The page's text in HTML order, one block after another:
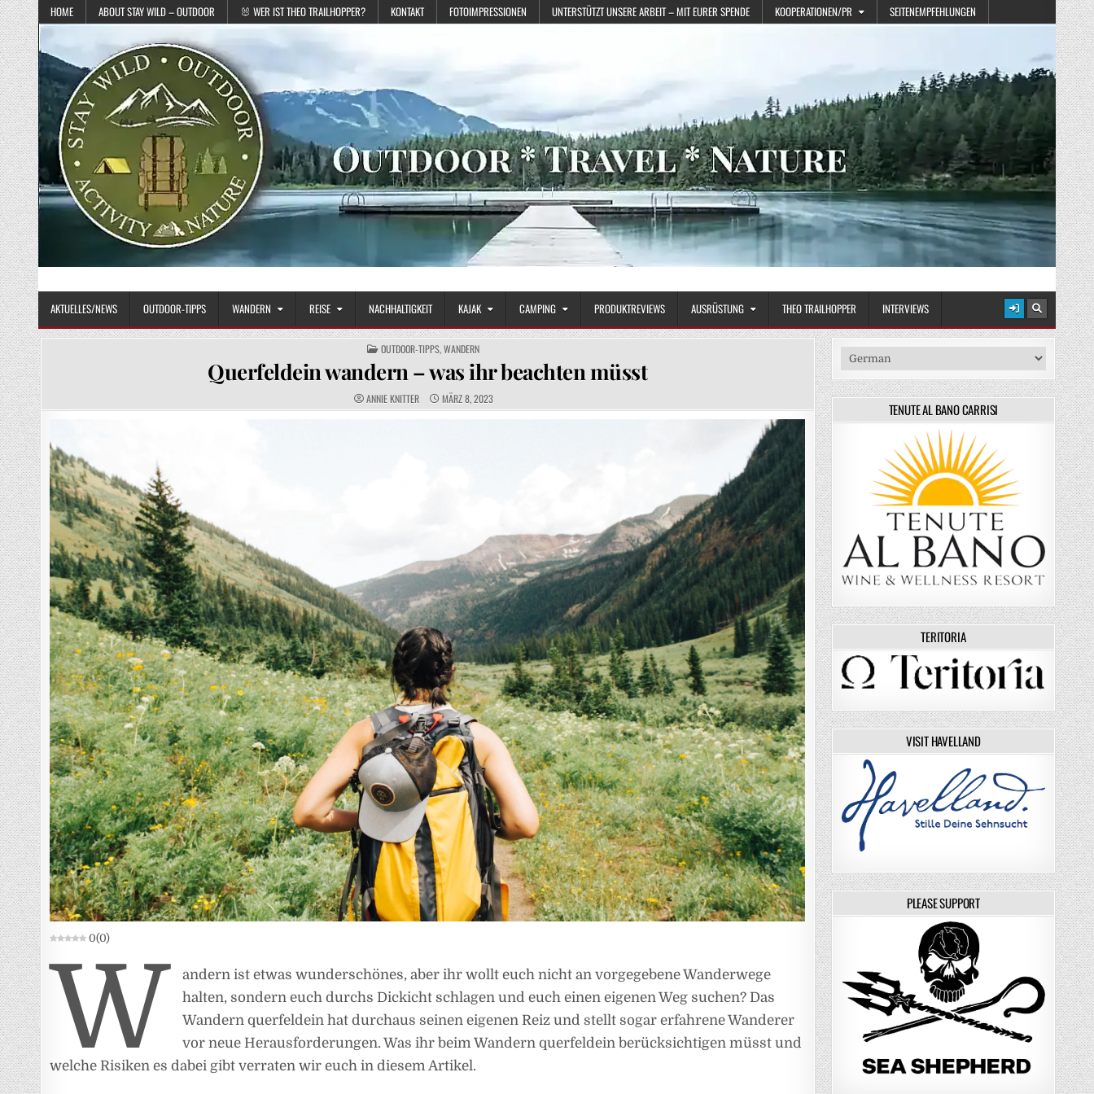
Skip to content
HOME ABOUT STAY WILD – OUTDOOR 🐰 WER IST THEO TRAILHOPPER? KONTAKT FOTOIMPRESSIONEN UNTERSTÜTZT UNSERE ARBEIT – MIT EURER SPENDE KOOPERATIONEN/PR SEITENEMPFEHLUNGEN
STAY WILD – OUTDOOR
AKTUELLES/NEWS OUTDOOR-TIPPS WANDERN REISE NACHHALTIGKEIT KAJAK CAMPING PRODUKTREVIEWS AUSRÜSTUNG THEO TRAILHOPPER INTERVIEWS
POSTED IN
OUTDOOR-TIPPS,WANDERN
Querfeldein wandern – was ihr beachten müsst
AUTHOR:
ANNIE KNITTER PUBLISHED DATE:
MÄRZ 8, 2023
0(0)
W
andern ist etwas wunderschönes, aber ihr wollt euch nicht an vorgegebene Wanderwege
halten, sondern euch durchs Dickicht schlagen und euch einen eigenen Weg suchen? Das
Wandern querfeldein hat durchaus seinen eigenen Reiz und stellt sogar erfahrene Wanderer
vor neue Herausforderungen. Was ihr beim Wandern querfeldein berücksichtigen müsst und
welche Risiken es dabei gibt verraten wir euch in diesem Artikel.
TENUTE AL BANO CARRISI
TERITORIA
VISIT HAVELLAND
PLEASE SUPPORT